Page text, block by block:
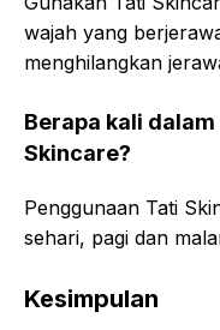
wajah yang
menghilangkan
Berapa kali
Skincare?
Penggunaan Tati
sehari, pagi dan
Kesimpulan